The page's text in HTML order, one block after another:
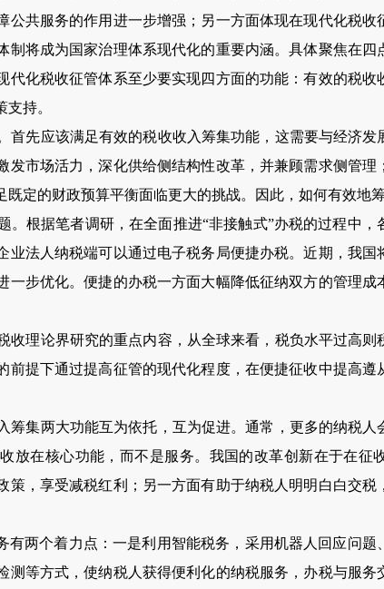
公共服务的作用进一步增强；另一方面体现在现代化税收
制将成为国家治理体系现代化的重要内涵。具体聚焦在
化税收征管体系至少要实现四方面的功能：有效的税收
持。
首先应该满足有效的税收收入筹集功能，这需要与经济
发市场活力，深化供给侧结构性改革，并兼顾需求侧管
定的财政预算平衡面临更大的挑战。因此，如何有效地
。根据笔者调研，在全面推进“非接触式”办税的过程中，
业法人纳税端可以通过电子税务局便捷办税。近期，我
一步优化。便捷的办税一方面大幅降低征纳双方的管理成
收理论界研究的重点内容，从全球来看，税负水平过高则
前提下通过提高征管的现代化程度，在便捷征收中提高遵
筹集两大功能互为依托，互为促进。通常，更多的纳税
放在核心功能，而不是服务。我国的改革创新在于在征
策，享受减税红利；另一方面有助于纳税人明明白白交税
有两个着力点：一是利用智能税务，采用机器人回应问
测等方式，使纳税人获得便利化的纳税服务，办税与服务